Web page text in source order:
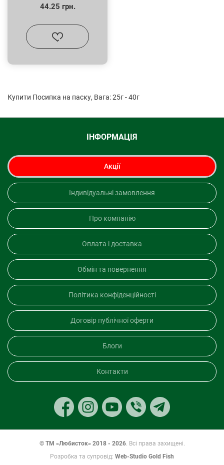
44.25 грн.
Купити Посипка на паску, Вага: 25г - 40г
ІНФОРМАЦІЯ
Акції
Індивідуальні замовлення
Про компанію
Оплата і доставка
Обмін та повернення
Політика конфіденційності
Договір публічної оферти
Блоги
Контакти
© ТМ «Любисток» 2018 - 2026. Всі права захищені.
Розробка та супровід: Web-Studio Gold Fish